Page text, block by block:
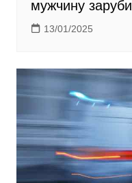
мужчину
13/01/2025